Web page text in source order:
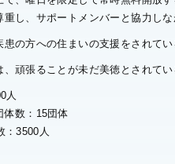
し、サポートメンバーと協力し
患の方への住まいの支援をされて
頑張ることが未だ美徳とされて
人
体数：15団体
：3500人